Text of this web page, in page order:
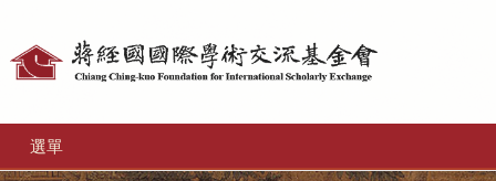
選單